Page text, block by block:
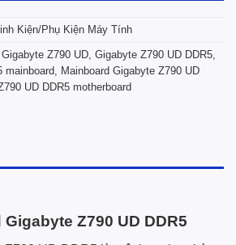
Kiện/Phụ Kiện Máy Tính
Z790 UD, Gigabyte Z790 UD DDR5,
mainboard, Mainboard Gigabyte Z790 UD
UD DDR5 motherboard
Z790 UD DDR5